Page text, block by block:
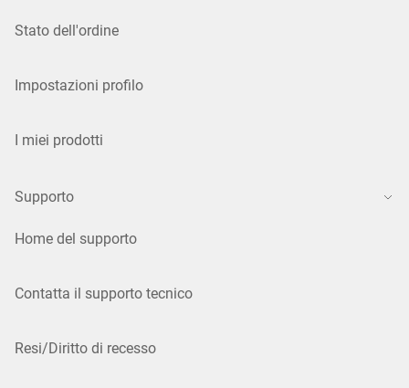
Stato dell'ordine
Impostazioni profilo
I miei prodotti
Supporto
Home del supporto
Contatta il supporto tecnico
Resi/Diritto di recesso